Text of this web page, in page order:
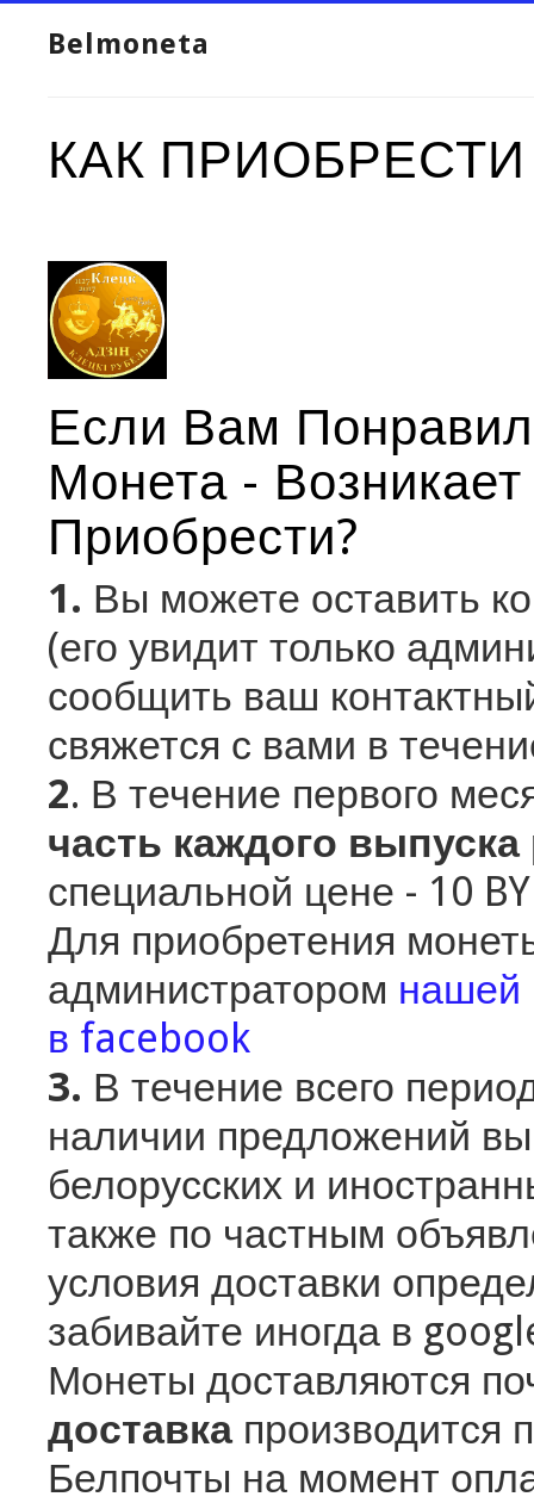
Belmoneta
КАК
Если Вам
Монета -
Приобрести?
1. Вы можете оставить
(его увидит только
сообщить ваш
свяжется с вами в
2. В течение первого
часть каждого выпуска
специальной цене - 10
Для приобретения
администратором нашей
в facebook
3. В течение всего
наличии предложений
белорусских и
также по частным
условия доставки
забивайте иногда в
Монеты доставляются
доставкапроизводится
Белпочты на момент